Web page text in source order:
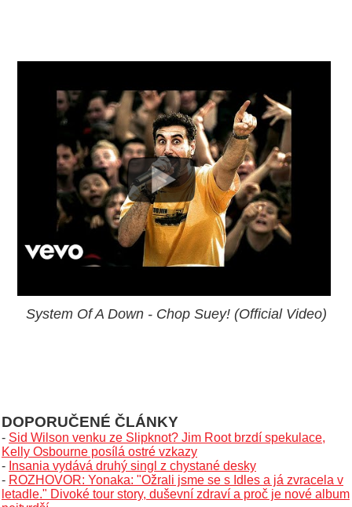
System Of A Down - Chop Suey! (Official Video)
DOPORUČENÉ ČLÁNKY
- Sid Wilson venku ze Slipknot? Jim Root brzdí spekulace,
Kelly Osbourne posílá ostré vzkazy
- Insania vydává druhý singl z chystané desky
- ROZHOVOR: Yonaka: "Ožrali jsme se s Idles a já zvracela v
letadle." Divoké tour story, duševní zdraví a proč je nové album